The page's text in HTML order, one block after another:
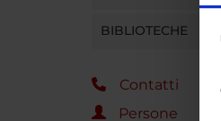
BIBLIOTECHE
Contatti
Persone